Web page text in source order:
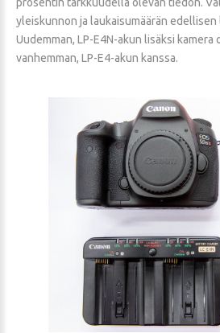
yleiskunnon ja laukaisumäärän
Uudemman, LP-E4N-akun lisäksi kamera
vanhemman, LP-E4-akun kanssa.